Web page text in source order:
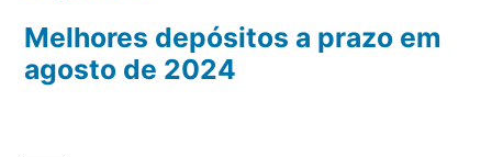
Melhores depósitos a prazo em
agosto de 2024